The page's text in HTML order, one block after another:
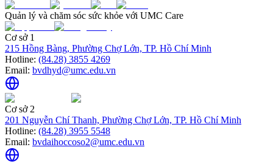
Quản lý và chăm sóc sức khỏe với UMC Care
Cơ sở 1
215 Hồng Bàng, Phường Chợ Lớn, TP. Hồ Chí Minh
Hotline: (84.28) 3855 4269
Email: bvdhyd@umc.edu.vn
Cơ sở 2
201 Nguyễn Chí Thanh, Phường Chợ Lớn, TP. Hồ Chí Minh
Hotline: (84.28) 3955 5548
Email: bvdaihoccoso2@umc.edu.vn